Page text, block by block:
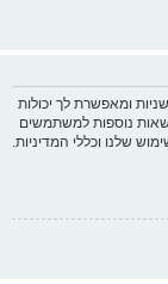
ומאפשרת לך יכולות
נוספות למשתמשים
שלנו וכללי המדיניות.